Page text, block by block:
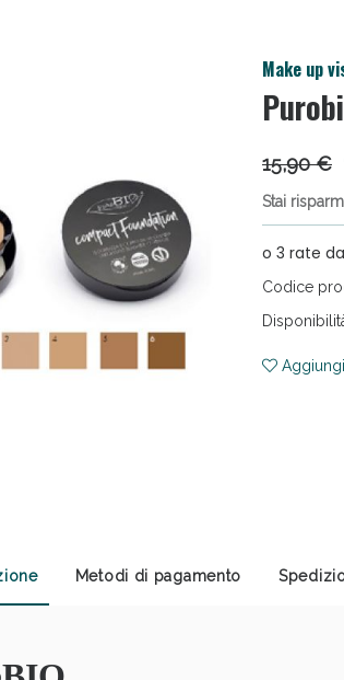
Make up
15,90 €
Stai
Codice
Metodi di pagamento
Drenanti e Pancia
Salini e